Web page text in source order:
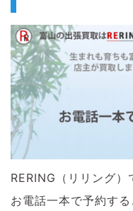
RERING（リリング）
お電話一本で予約する